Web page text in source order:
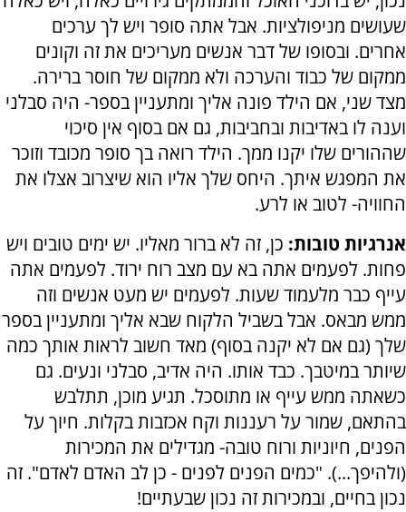
שעושים מניפולציות. אבל אתה סופר ויש לך ערכים
אחרים. ובסופו של דבר אנשים מעריכים את זה וקונים
ממקום של כבוד והערכה ולא ממקום של חוסר ברירה.
מצד שני, אם הילד פונה אליך ומתעניין בספר- היה סבלני
וענה לו באדיבות ובחביבות, גם אם בסוף אין סיכוי
שההורים שלו יקנו ממך. הילד רואה בך סופר מכובד וזוכר
את המפגש איתך. היחס שלך אליו הוא שיצרוב אצלו את
החוויה- לטוב או לרע.
אנרגיות טובות: כן, זה לא ברור מאליו. יש ימים טובים ויש
פחות. לפעמים אתה בא עם מצב רוח ירוד. לפעמים אתה
עייף כבר מלעמוד שעות. לפעמים יש מעט אנשים וזה
ממש מבאס. אבל בשביל הלקוח שבא אליך ומתעניין בספר
שלך (גם אם לא יקנה בסוף) מאד חשוב לראות אותך כמה
שיותר במיטבך. כבד אותו. היה אדיב, סבלני ונעים. גם
כשאתה ממש עייף או מתוסכל. תגיע מוכן, תתלבש
בהתאם, שמור על רעננות וקח אכזבות בקלות. חיוך על
הפנים, חיוניות ורוח טובה- מגדילים את המכירות
(ולהיפך...). "כמים הפנים לפנים - כן לב האדם לאדם". זה
נכון בחיים, ובמכירות זה נכון שבעתיים!